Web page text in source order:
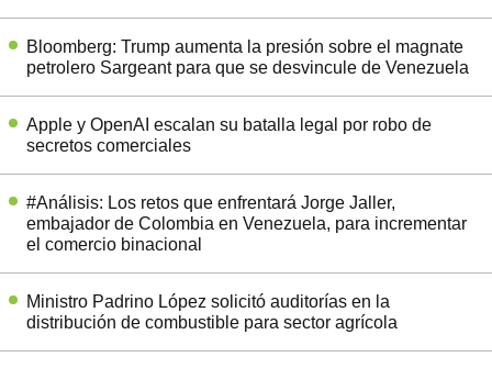
Bloomberg: Trump aumenta la presión sobre el magnate
petrolero Sargeant para que se desvincule de Venezuela
Apple y OpenAI escalan su batalla legal por robo de
secretos comerciales
#Análisis: Los retos que enfrentará Jorge Jaller,
embajador de Colombia en Venezuela, para incrementar
el comercio binacional
Ministro Padrino López solicitó auditorías en la
distribución de combustible para sector agrícola